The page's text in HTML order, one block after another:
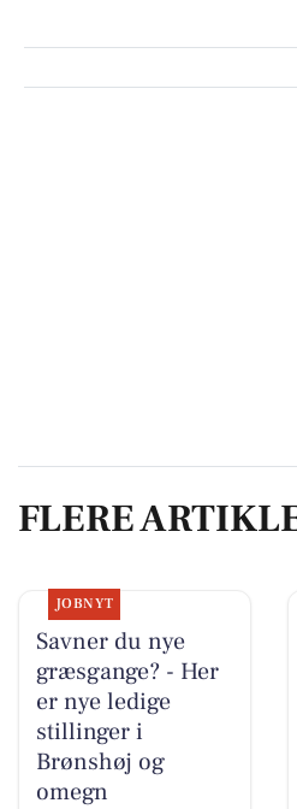
FLERE
JOBNYT
Savner du nye
græsgange? - Her
er nye ledige
stillinger i
Brønshøj og
omegn